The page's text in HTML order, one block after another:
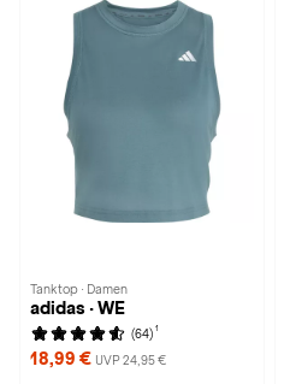
Tanktop · Damen
adidas · WE
(64) 1
18,99 € UVP 24,95 €